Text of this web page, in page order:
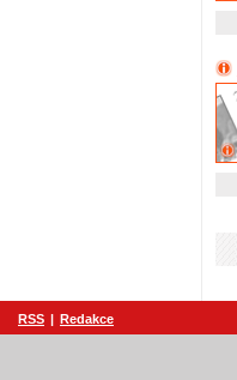
RSS | Redakce